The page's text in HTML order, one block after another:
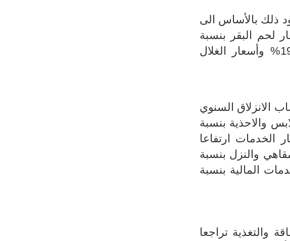
ذلك بالأساس الى
% وأسعار الغلال
الانزلاق السنوي
البناء بنسبة 6,8% وأسعار الملابس والاحذية بنسبة
شهدت أسعار الخدمات ارتفاعا
والنزل بنسبة
المالية بنسبة
تراجعا